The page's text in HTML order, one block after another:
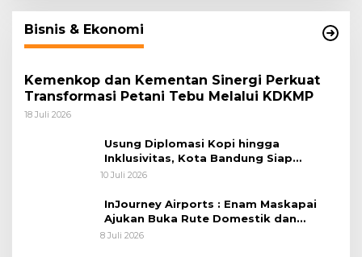
Bisnis & Ekonomi
Kemenkop dan Kementan Sinergi Perkuat
Transformasi Petani Tebu Melalui KDKMP
18 Juli 2026
Usung Diplomasi Kopi hingga
Inklusivitas, Kota Bandung Siap
Sambut 25 Duta Besar di Festival Asia
10 Juli 2026
InJourney Airports : Enam Maskapai
Ajukan Buka Rute Domestik dan
Internasional dari Bandara Husein
8 Juli 2026